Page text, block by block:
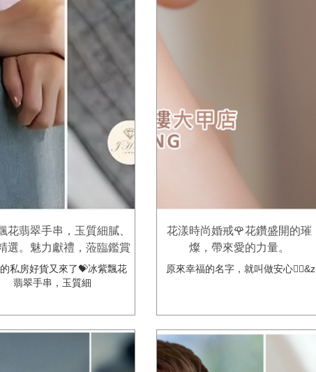
花翡翠手串，玉質細膩、
選。魅力獻禮，蒞臨鑑賞
🌷
私房好貨又來了💝冰紫飄花
翡翠手串，玉質細
花漾時尚婚戒🌹花鑽盛開的璀
燦，帶來愛的力量。
原來幸福的名字，就叫做安心👩‍❤️&z